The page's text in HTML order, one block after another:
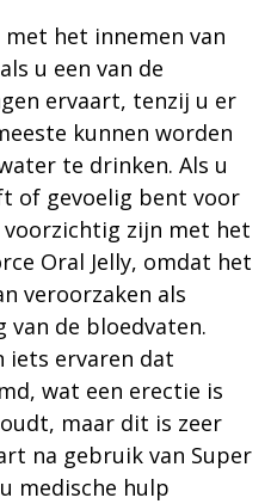
het innemen van
u een van de
ervaart, tenzij u er
kunnen worden
te drinken. Als u
of gevoelig bent voor
zijn met het
Oral Jelly, omdat het
veroorzaken als
van de bloedvaten.
iets ervaren dat
wat een erectie is
maar dit is zeer
na gebruik van Super
medische hulp